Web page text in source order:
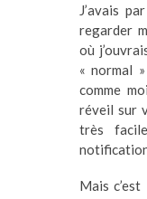
J’avais
regarder
où
« normal
comme
réveil sur
très
Mais